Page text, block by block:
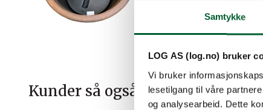
Samtykke
LOG AS (log.no) bruker
Vi bruker
lesetilgang til våre
og analysearbeid. Dette
Kunder så også på